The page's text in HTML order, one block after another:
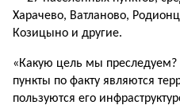
Харачево, Ватланово,
Козицыно и другие.
«Какую цель мы
пункты по факту являются
пользуются его